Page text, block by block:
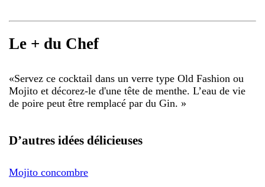
Le + du Chef
«Servez ce cocktail dans un verre type Old Fashion ou
Mojito et décorez-le d'une tête de menthe. L’eau de vie
de poire peut être remplacé par du Gin. »
D’autres idées délicieuses
Mojito concombre